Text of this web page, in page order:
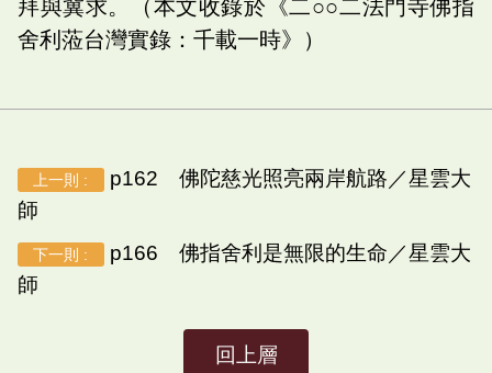
拜與冀求。（本文收錄於《二○○二法門寺佛指
舍利蒞台灣實錄：千載一時》）
上一則 :
p162 佛陀慈光照亮兩岸航路／星雲大
師
下一則 :
p166 佛指舍利是無限的生命／星雲大
師
回上層